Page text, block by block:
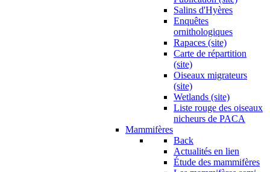
Salins d'Hyères
Enquêtes
ornithologiques
Rapaces (site)
Carte de répartition
(site)
Oiseaux migrateurs
(site)
Wetlands (site)
Liste rouge des oiseaux
nicheurs de PACA
Mammifères
Back
Actualités en lien
Étude des mammifères